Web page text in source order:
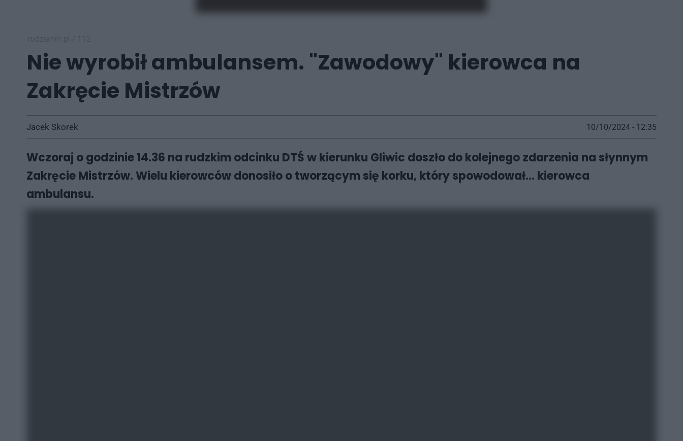
Nie wyrobił ambulansem. "Zawodowy" kierowca na
Zakręcie Mistrzów
Jacek Skorek 10/10/2024 - 12:35
Wczoraj o godzinie 14.36 na rudzkim odcinku DTŚ w kierunku Gliwic doszło do kolejnego zdarzenia na słynnym
Zakręcie Mistrzów. Wielu kierowców donosiło o tworzącym się korku, który spowodował... kierowca
ambulansu.